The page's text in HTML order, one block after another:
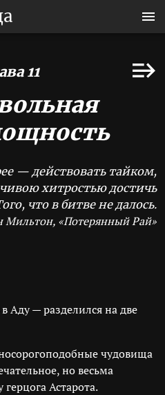
11
— действовать тайком,
хитростью достичь
что в битве не далось.
Мильтон, «Потерянный Рай»
Аду — разделился на две
чудовища
но весьма
Астарота.